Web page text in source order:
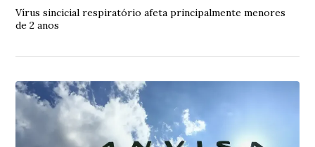
Vírus sincicial respiratório afeta principalmente menores
de 2 anos